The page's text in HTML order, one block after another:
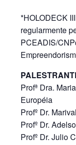
*HOLODECK
regularmente
PCEADIS/
Profª Dra.
Européia
Profº Dr.
Profº Dr.
Profº Dr. Julio